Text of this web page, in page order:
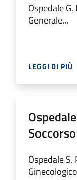
Ospedale
Generale...
LEGGI DI PIÙ
Ospedale